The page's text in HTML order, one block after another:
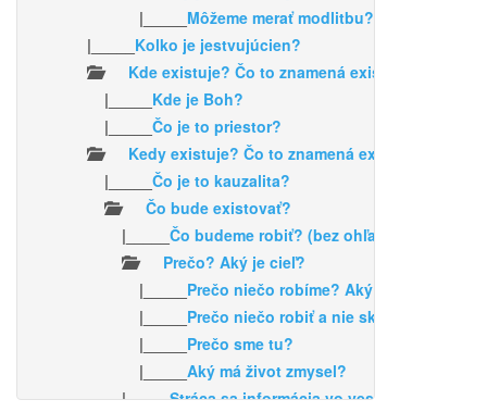
|_____ Môžeme merať modlitbu?
|_____ Kolko je jestvujúcien?
Kde existuje? Čo to znamená existovať v
|_____ Kde je Boh?
|_____ Čo je to priestor?
Kedy existuje? Čo to znamená existovať v čase
|_____ Čo je to kauzalita?
Čo bude existovať?
|_____ Čo budeme robiť? (bez ohľadu nato, čo
Prečo? Aký je cieľ?
|_____ Prečo niečo robíme? Aký je cieľ toho
|_____ Prečo niečo robiť a nie skôr nič?
|_____ Prečo sme tu?
|_____ Aký má život zmysel?
|_____Stráca sa informácia vo vesmíre /čiernych